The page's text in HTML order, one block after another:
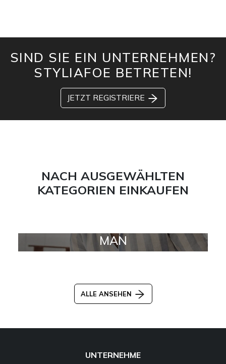
SIND SIE EIN UNTERNEHMEN?
STYLIAFOE BETRETEN!
JETZT REGISTRIERE
NACH AUSGEWÄHLTEN
KATEGORIEN EINKAUFEN
MAN
ALLE ANSEHEN
UNTERNEHME